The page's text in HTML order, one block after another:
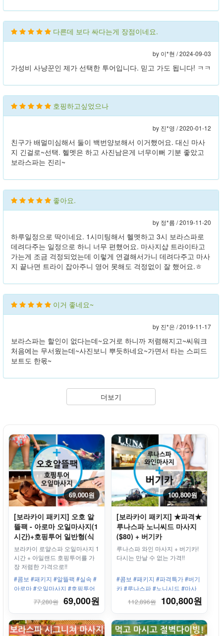
다른데 보다 싸다는게 장점이네요.
by 이*현 /2024-09-03
가성비 사냥꾼인 제가 선택한 투어입니다. 믿고 가도 됩니다! ㅋㅋ
호핑하고싶었으나
by 진*영 /2020-01-12
친구가 배멀미심해서 둘이 백번양보해서 이거했어요. 대신 마사
지 긴걸로~선택. 헬멧은 하고 사진남은게 너무이뻐 기분 좋았고
보라스파는 진리~
좋아요.
by 정*름 /2019-11-20
하루일정으로 딱이네요. 1시미팅해서 헬멧하고 3시 보라스파로
데려다주는 일정으로 하니 너무 편했어요. 마사지샵 트라이타고
가는게 조금 걱정되었는데 이렇게 연결해서가니 데려다주고 마사
지 끝나면 트라이 잡아주니 영어 못해도 걱정없이 잘 했어요.ㅎ
이거 좋네요~
by 진*은 /2019-11-17
보라스파는 할인이 없다는데~요거로 하니까 저렴해지고~씨워크
처음에는 무서웠는데~사진보니 뿌듯하네요~가면서 타는 스피드
보트도 한몫~
더보기
69,000원
[보라카이 패키지] 오호 알
뜰팩 - 아로마 오일마사지(1
시간)+호핑투어 일반형(식
사포함)
보라카이 로얄스파 오일마사지 1
시간 + 아일랜드 호핑투어를 가
장 저렴한 가격으로!!
#콤보 #패키지 #알뜰팩 #실속 #
아로마 #오일마사지 #호핑투어
#기본형 #크리스탈코브
77,280원 69,000원
100,800원
[보라카이 패키지] ★파격★
루나스파 노니씨드 마사지
($80) + 버기카
루나스파 와인 마사지 + 버기카!
다시는 만날 수 없는 가격!!
#콤보 #패키지 #파격특가 #버기
카 #루나스파 #노니시드 #마사
112,896원 100,800원